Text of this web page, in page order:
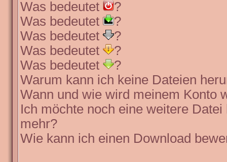
Was bedeutet
?
Was bedeutet
?
Was bedeutet
?
Was bedeutet
?
Was bedeutet
?
Warum kann ich keine Dateien
Wann und wie wird meinem Konto
Ich möchte noch eine weitere
mehr?
Wie kann ich einen Download